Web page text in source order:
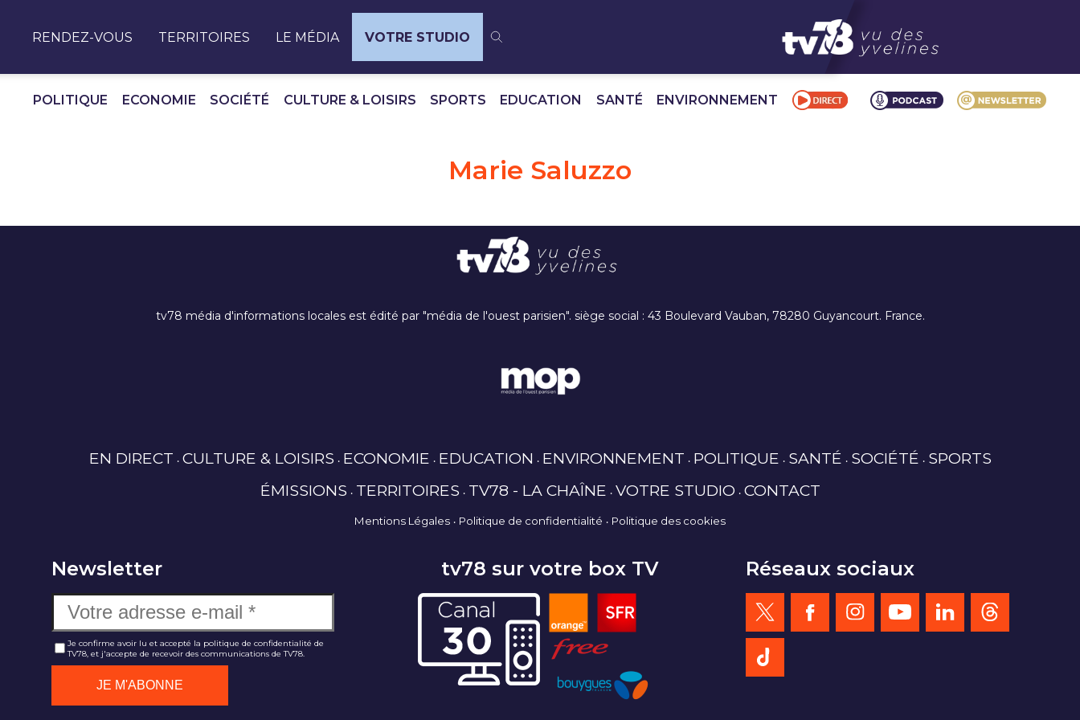
RENDEZ-VOUS TERRITOIRES LE MÉDIA VOTRE STUDIO
POLITIQUE ECONOMIE SOCIÉTÉ CULTURE & LOISIRS SPORTS EDUCATION SANTÉ ENVIRONNEMENT
Marie Saluzzo
tv78 média d'informations locales est édité par "média de l'ouest parisien". siège social : 43 Boulevard Vauban, 78280 Guyancourt. France.
EN DIRECT CULTURE & LOISIRS ECONOMIE EDUCATION ENVIRONNEMENT POLITIQUE SANTÉ SOCIÉTÉ SPORTS
ÉMISSIONS TERRITOIRES TV78 - LA CHAÎNE VOTRE STUDIO CONTACT
Mentions Légales Politique de confidentialité Politique des cookies
Newsletter
Je confirme avoir lu et accepté la politique de confidentialité de
TV78, et j'accepte de recevoir des communications de TV78.
tv78 sur votre box TV Réseaux sociaux